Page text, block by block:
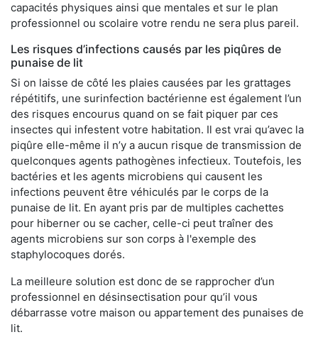
capacités physiques ainsi que mentales et sur le plan
professionnel ou scolaire votre rendu ne sera plus pareil.
Les risques d’infections causés par les piqûres de
punaise de lit
Si on laisse de côté les plaies causées par les grattages
répétitifs, une surinfection bactérienne est également l’un
des risques encourus quand on se fait piquer par ces
insectes qui infestent votre habitation. Il est vrai qu’avec la
piqûre elle-même il n’y a aucun risque de transmission de
quelconques agents pathogènes infectieux. Toutefois, les
bactéries et les agents microbiens qui causent les
infections peuvent être véhiculés par le corps de la
punaise de lit. En ayant pris par de multiples cachettes
pour hiberner ou se cacher, celle-ci peut traîner des
agents microbiens sur son corps à l'exemple des
staphylocoques dorés.
La meilleure solution est donc de se rapprocher d’un
professionnel en désinsectisation pour qu’il vous
débarrasse votre maison ou appartement des punaises de
lit.